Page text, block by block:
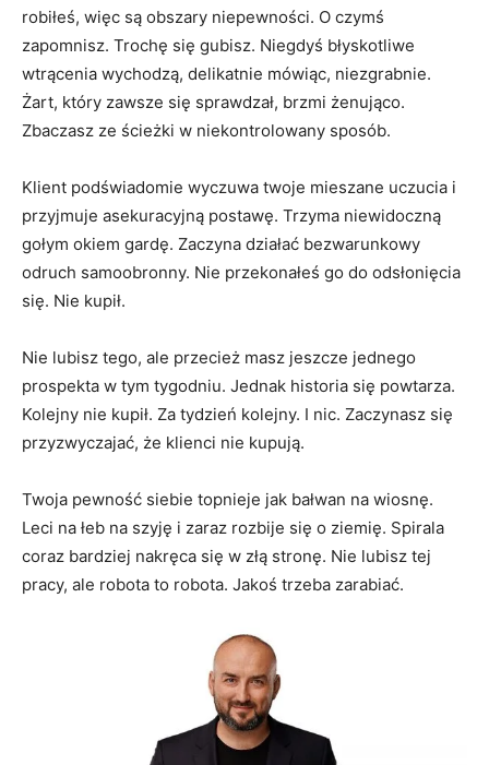
robiłeś, więc są obszary niepewności. O czymś
zapomnisz. Trochę się gubisz. Niegdyś błyskotliwe
wtrącenia wychodzą, delikatnie mówiąc, niezgrabnie.
Żart, który zawsze się sprawdzał, brzmi żenująco.
Zbaczasz ze ścieżki w niekontrolowany sposób.
Klient podświadomie wyczuwa twoje mieszane uczucia i
przyjmuje asekuracyjną postawę. Trzyma niewidoczną
gołym okiem gardę. Zaczyna działać bezwarunkowy
odruch samoobronny. Nie przekonałeś go do odsłonięcia
się. Nie kupił.
Nie lubisz tego, ale przecież masz jeszcze jednego
prospekta w tym tygodniu. Jednak historia się powtarza.
Kolejny nie kupił. Za tydzień kolejny. I nic. Zaczynasz się
przyzwyczajać, że klienci nie kupują.
Twoja pewność siebie topnieje jak bałwan na wiosnę.
Leci na łeb na szyję i zaraz rozbije się o ziemię. Spirala
coraz bardziej nakręca się w złą stronę. Nie lubisz tej
pracy, ale robota to robota. Jakoś trzeba zarabiać.